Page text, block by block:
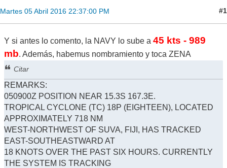
Martes 05 Abril 2016 22:37:00 PM #1
Y si antes lo comento, la NAVY lo sube a 45 kts - 989
mb. Además, habemus nombramiento y toca ZENA
Citar
REMARKS:
050900Z POSITION NEAR 15.3S 167.3E.
TROPICAL CYCLONE (TC) 18P (EIGHTEEN), LOCATED
APPROXIMATELY 718 NM
WEST-NORTHWEST OF SUVA, FIJI, HAS TRACKED
EAST-SOUTHEASTWARD AT
18 KNOTS OVER THE PAST SIX HOURS. CURRENTLY
THE SYSTEM IS TRACKING